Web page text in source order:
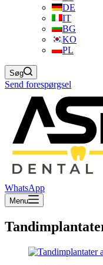
DE
IT
BG
KO
PL
Søg
Send forespørgsel
WhatsApp
Menu